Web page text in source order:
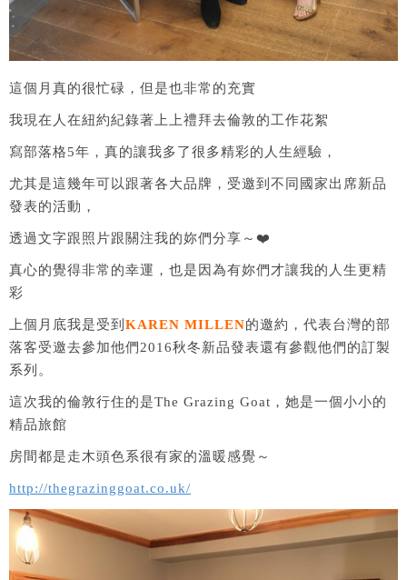
這個月真的很忙碌，但是也非常的充實
我現在人在紐約紀錄著上上禮拜去倫敦的工作花絮
寫部落格5年，真的讓我多了很多精彩的人生經驗，
尤其是這幾年可以跟著各大品牌，受邀到不同國家出席新品
發表的活動，
透過文字跟照片跟關注我的妳們分享～❤️
真心的覺得非常的幸運，也是因為有妳們才讓我的人生更精
彩
上個月底我是受到 KAREN MILLEN的邀約，代表台灣的部
落客受邀去參加他們2016秋冬新品發表還有參觀他們的訂製
系列。
這次我的倫敦行住的是The Grazing Goat，她是一個小小的
精品旅館
房間都是走木頭色系很有家的溫暖感覺～
http://thegrazinggoat.co.uk/